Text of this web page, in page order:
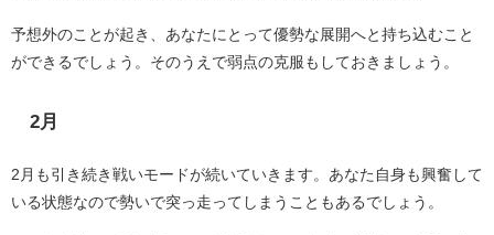
予想外のことが起き、あなたにとって優勢な展開へと持ち込むこと
ができるでしょう。そのうえで弱点の克服もしておきましょう。
2月
2月も引き続き戦いモードが続いていきます。あなた自身も興奮して
いる状態なので勢いで突っ走ってしまうこともあるでしょう。